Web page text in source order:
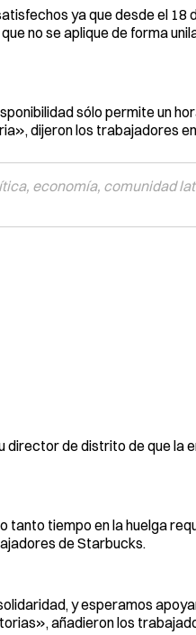
ya que desde el
no se aplique de forma
sólo permite un
dijeron los trabajadores
economía, comunidad
de distrito de que la
tiempo en la huelga
de Starbucks.
y esperamos
añadieron los